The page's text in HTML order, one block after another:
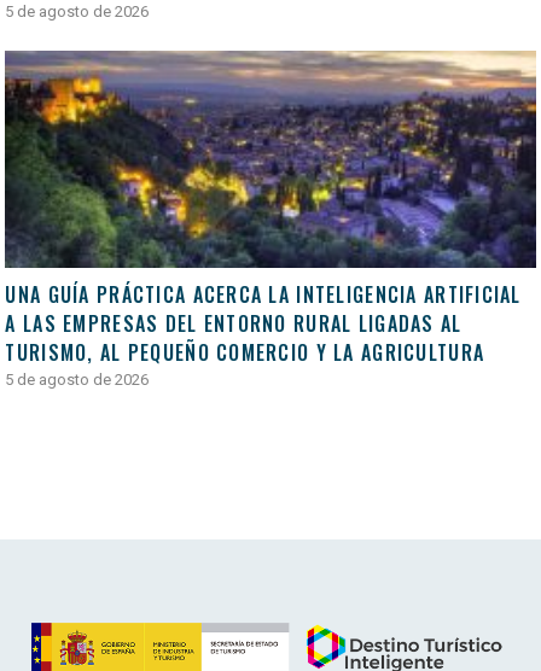
5 de agosto de 2026
UNA GUÍA PRÁCTICA ACERCA LA INTELIGENCIA ARTIFICIAL
A LAS EMPRESAS DEL ENTORNO RURAL LIGADAS AL
TURISMO, AL PEQUEÑO COMERCIO Y LA AGRICULTURA
5 de agosto de 2026